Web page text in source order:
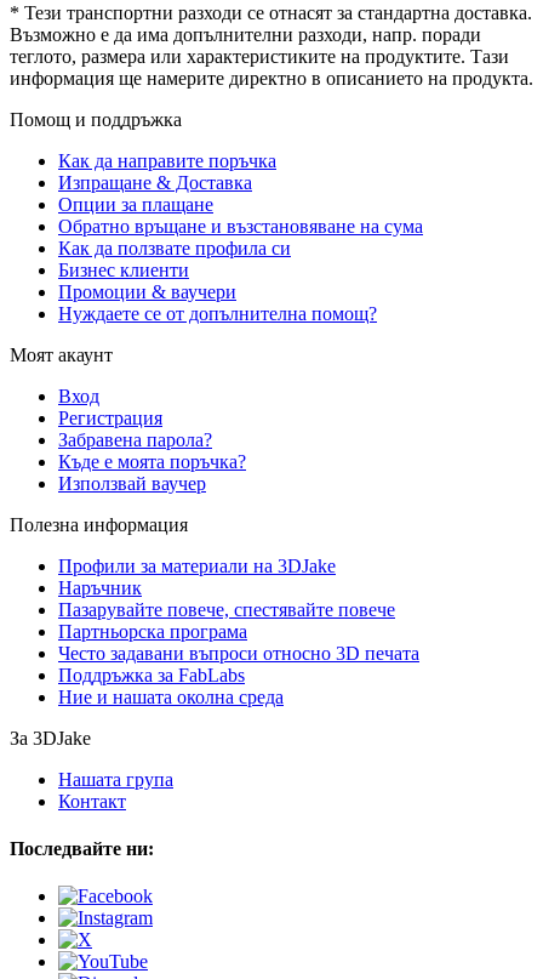
* Тези транспортни разходи се отнасят за стандартна доставка.
Възможно е да има допълнителни разходи, напр. поради
теглото, размера или характеристиките на продуктите. Тази
информация ще намерите директно в описанието на продукта.
Помощ и поддръжка
Как да направите поръчка
Изпращане & Доставка
Опции за плащане
Обратно връщане и възстановяване на сума
Как да ползвате профила си
Бизнес клиенти
Промоции & ваучери
Нуждаете се от допълнителна помощ?
Моят акаунт
Вход
Регистрация
Забравена парола?
Къде е моята поръчка?
Използвай ваучер
Полезна информация
Профили за материали на 3DJake
Наръчник
Пазарувайте повече, спестявайте повече
Партньорска програма
Често задавани въпроси относно 3D печата
Поддръжка за FabLabs
Ние и нашата околна среда
За 3DJake
Нашата група
Контакт
Последвайте ни: